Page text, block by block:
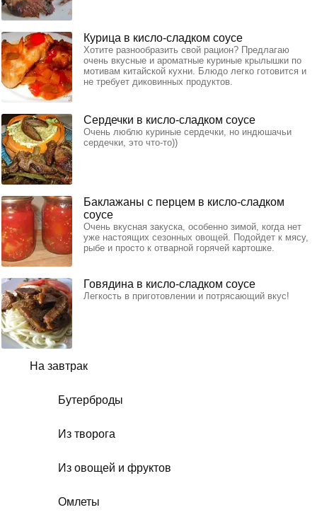
На завтрак
Бутерброды
Из творога
Из овощей и фруктов
Омлеты
Курица в кисло-сладком соусе
Хотите разнообразить свой рацион? Предлагаю
очень вкусные и ароматные куриные крылышки по
мотивам китайской кухни. Блюдо легко готовится и
не требует диковинных продуктов.
Сердечки в кисло-сладком соусе
Очень люблю куриные сердечки, но индюшачьи
сердечки, это что-то))
Баклажаны с перцем в кисло-сладком
соусе
Очень вкусная закуска, особенно зимой, когда нет
уже настоящих сезонных овощей. Подойдет к мясу,
рыбе и просто к отварной горячей картошке.
Говядина в кисло-сладком соусе
Легкость в приготовлении и потрясающий вкус!